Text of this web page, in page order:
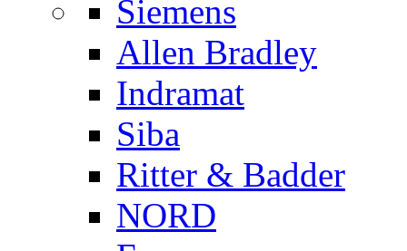
Siemens
Allen Bradley
Indramat
Siba
Ritter & Badder
NORD